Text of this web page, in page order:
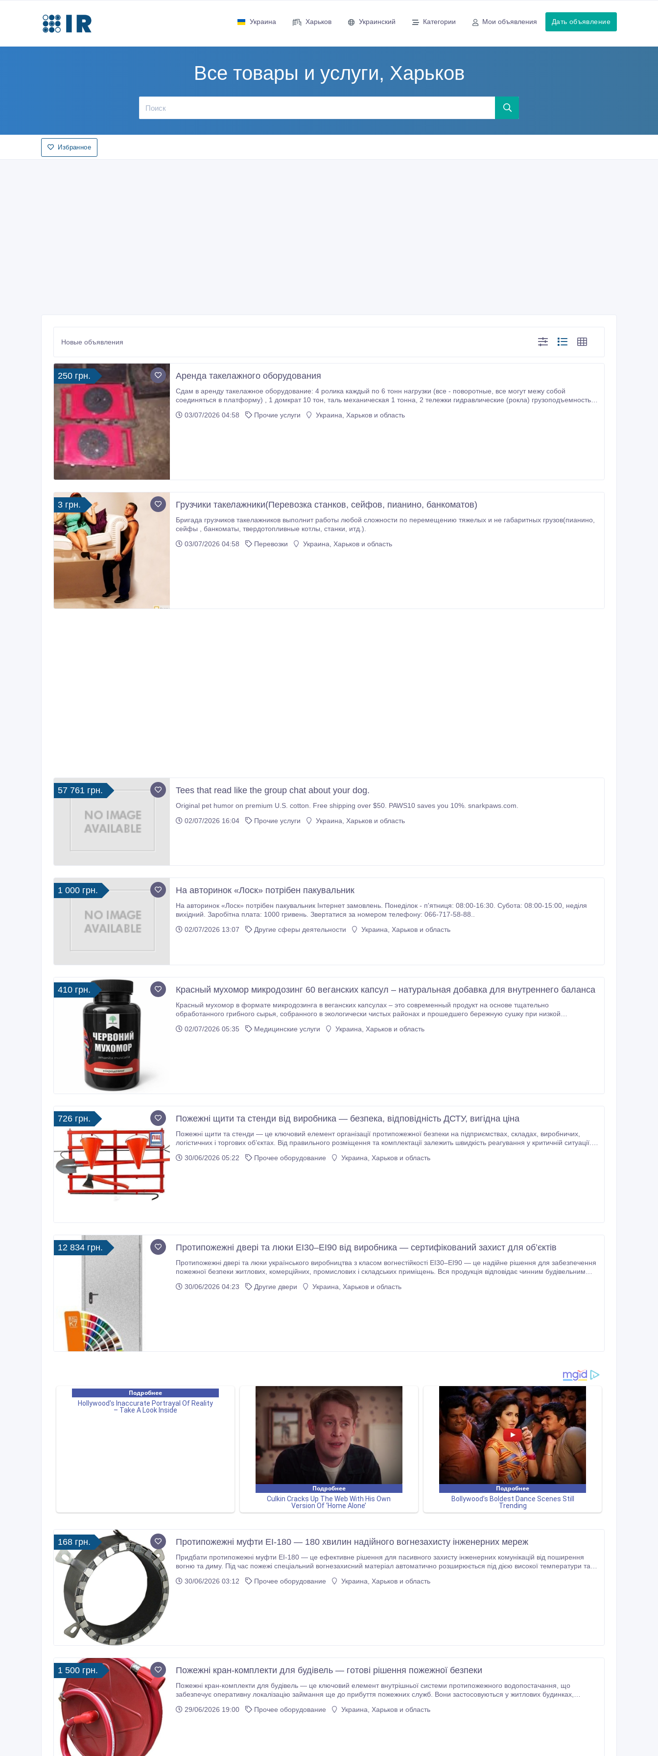
Украина Харьков Украинский Категории Мои объявления Дать объявление
Все товары и услуги, Харьков
Избранное
Новые объявления
250 грн. Аренда такелажного оборудования
Сдам в аренду такелажное оборудование: 4 ролика каждый по 6 тонн нагрузки (все - поворотные, все могут межу собой
соединяться в платформу) , 1 домкрат 10 тон, таль механическая 1 тонна, 2 тележки гидравлические (рокла) грузоподъемность
03/07/2026 04:58
Прочие услуги Украина, Харьков и область
3 грн. Грузчики такелажники(Перевозка станков, сейфов, пианино, банкоматов)
Бригада грузчиков такелажников выполнит работы любой сложности по перемещению тяжелых и не габаритных грузов(пианино,
сейфы , банкоматы, твердотопливные котлы, станки, итд.).
03/07/2026 04:58
Перевозки Украина, Харьков и область
57 761 грн. Tees that read like the group chat about your dog.
Original pet humor on premium U.S. cotton. Free shipping over $50. PAWS10 saves you 10%. snarkpaws.com.
02/07/2026 16:04
Прочие услуги Украина, Харьков и область
1 000 грн. На авторинок «Лоск» потрібен пакувальник
На авторинок «Лоск» потрібен пакувальник Інтернет замовлень. Понеділок - п'ятниця: 08:00-16:30. Субота: 08:00-15:00, неділя
вихідний. Заробітна плата: 1000 гривень. Звертатися за номером телефону: 066-717-58-88..
02/07/2026 13:07
Другие сферы деятельности Украина, Харьков и область
410 грн. Красный мухомор микродозинг 60 веганских капсул – натуральная добавка для внутреннего баланса
Красный мухомор в формате микродозинга в веганских капсулах – это современный продукт на основе тщательно
обработанного грибного сырья, собранного в экологически чистых районах и прошедшего бережную сушку при низкой
состав и делая продукт удобным для ежедневного применения.
02/07/2026 05:35 Медицинские услуги Украина, Харьков и область
726 грн. Пожежні щити та стенди від виробника — безпека, відповідність ДСТУ, вигідна ціна
Пожежні щити та стенди — це ключовий елемент організації протипожежної безпеки на підприємствах, складах, виробничих,
логістичних і торгових об’єктах. Від правильного розміщення та комплектації залежить швидкість реагування у критичній ситуації.
30/06/2026 05:22
Прочее оборудование Украина, Харьков и область
12 834 грн. Протипожежні двері та люки EI30–EI90 від виробника — сертифікований захист для об’єктів
Протипожежні двері та люки українського виробництва з класом вогнестійкості EI30–EI90 — це надійне рішення для забезпечення
пожежної безпеки житлових, комерційних, промислових і складських приміщень. Вся продукція відповідає чинним будівельним
мінеральної вати підвищеної щільності.
30/06/2026 04:23 Другие двери Украина, Харьков и область
168 грн. Протипожежні муфти EI-180 — 180 хвилин надійного вогнезахисту інженерних мереж
Придбати протипожежні муфти EI-180 — це ефективне рішення для пасивного захисту інженерних комунікацій від поширення
вогню та диму. Під час пожежі спеціальний вогнезахисний матеріал автоматично розширюється під дією високої температури та
30/06/2026 03:12
Прочее оборудование Украина, Харьков и область
1 500 грн. Пожежні кран-комплекти для будівель — готові рішення пожежної безпеки
Пожежні кран-комплекти для будівель — це ключовий елемент внутрішньої системи протипожежного водопостачання, що
забезпечує оперативну локалізацію займання ще до прибуття пожежних служб. Вони застосовуються у житлових будинках,
шаф, які відповідають чинним будівельним нормам України.
29/06/2026 19:00 Прочее оборудование Украина, Харьков и область